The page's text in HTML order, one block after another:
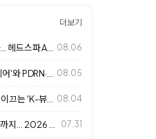
더보기
08.06
08.05
뇌 피로 해소와 객단가 상승을 이끄는 'K-뷰티 헤드스파 & 웰니스 라운지' 성… 08.04
07.31